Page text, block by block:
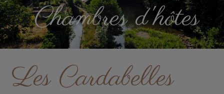
Chambres d'hôtes
St-Jean-
Les Cardabelles